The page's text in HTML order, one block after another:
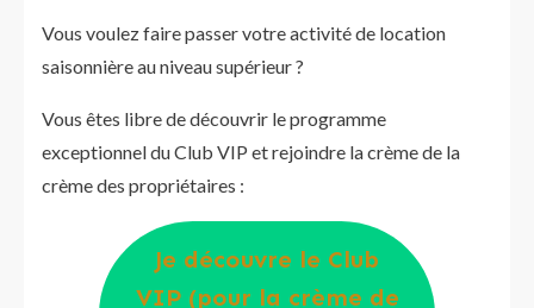
Vous voulez faire passer votre activité de location
saisonnière au niveau supérieur ?
Vous êtes libre de découvrir le programme
exceptionnel du Club VIP et rejoindre la crème de la
crème des propriétaires :
Je découvre le Club
VIP (pour la crème de